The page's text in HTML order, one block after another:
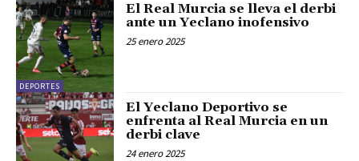
DEPORTES
El Real Murcia se lleva el derbi
ante un Yeclano inofensivo
25 enero 2025
El Yeclano Deportivo se
enfrenta al Real Murcia en un
derbi clave
24 enero 2025